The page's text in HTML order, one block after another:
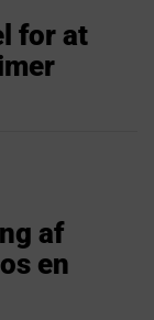
for at
af
en